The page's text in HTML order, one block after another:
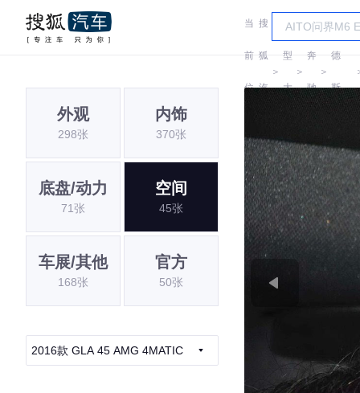
当
前
位
搜
狐
汽
＞
车
型
大
＞
奔
驰
＞
梅赛
德
斯-
外观
298张
内饰
370张
底盘/动力
71张
空间
45张
车展/其他
168张
官方
50张
2016款 GLA 45 AMG 4MATIC